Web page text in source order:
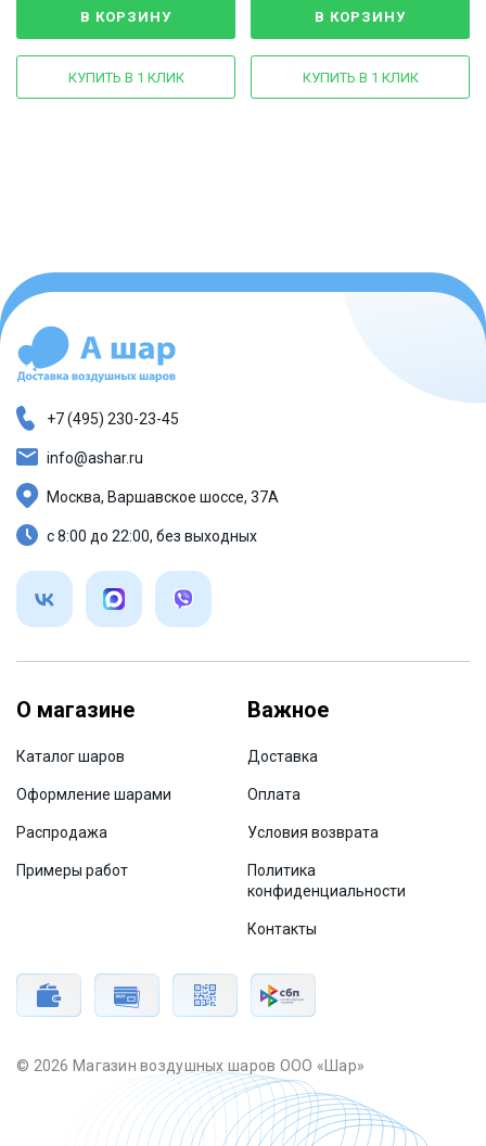
В КОРЗИНУ
КУПИТЬ В 1 КЛИК
В КОРЗИНУ
КУПИТЬ В 1 КЛИК
О магазине
Каталог шаров
Оформление шарами
Распродажа
Примеры работ
Важное
Доставка
Оплата
Условия возврата
Политика
конфиденциальности
Контакты
+7 (495) 230-23-45
info@ashar.ru
Москва, Варшавское шоссе, 37А
с 8:00 до 22:00, без выходных
© 2026 Магазин воздушных шаров ООО «Шар»